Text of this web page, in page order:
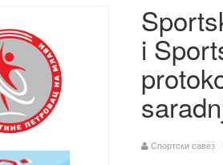
i
Спортски савез